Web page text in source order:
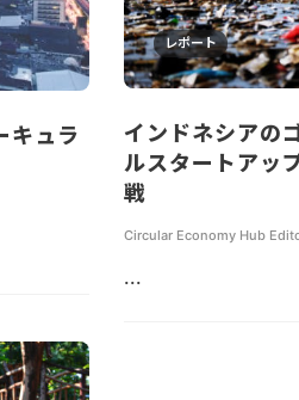
キュラ
レポート
インドネシアの
ルスタートアッ
戦
Circular Economy Hub
...